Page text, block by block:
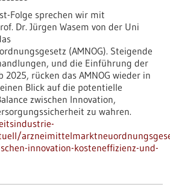
Folge sprechen wir mit
Dr. Jürgen Wasem von der Uni
(AMNOG). Steigende
und die Einführung der
2025, rücken das AMNOG wieder in
Blick auf die potentielle
zwischen Innovation,
zu wahren.
innovation-kosteneffizienz-und-